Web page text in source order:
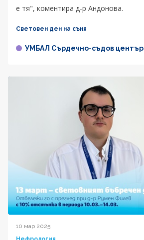
е тя", коментира д-р Андонова.
Световен ден на съня
УМБАЛ Сърдечно-съдов център
10 мар 2025